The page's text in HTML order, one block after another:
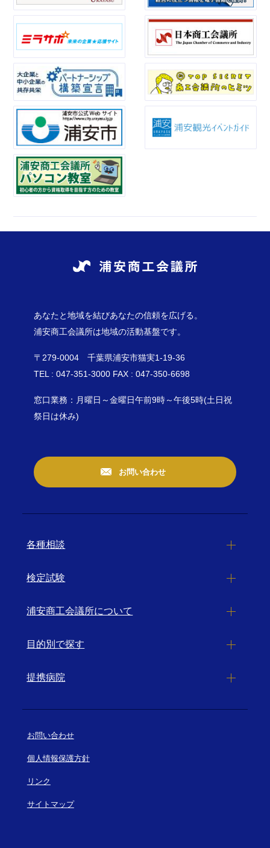
あなたと地域を結びあなたの信頼を広げる。
浦安商工会議所は地域の活動基盤です。
〒279-0004 千葉県浦安市猫実1-19-36
TEL : 047-351-3000 FAX : 047-350-6698
窓口業務：月曜日～金曜日午前9時～午後5時(土日祝
祭日は休み)
お問い合わせ
各種相談
検定試験
浦安商工会議所について
目的別で探す
提携病院
お問い合わせ
個人情報保護方針
リンク
サイトマップ